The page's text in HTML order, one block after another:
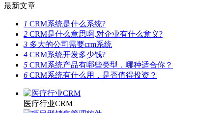
最新文章
1 CRM系统是什么系统?
2 CRM是什么意思啊,对企业有什么意义?
3 多大的公司需要crm系统
4 CRM系统开发多少钱?
5 CRM系统产品有哪些类型，哪种适合你？
6 CRM系统有什么用，是否值得投资？
医疗行业CRM